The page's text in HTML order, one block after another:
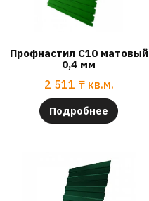
Профнастил С10 матовый
0,4 мм
2 511 ₸ кв.м.
Подробнее